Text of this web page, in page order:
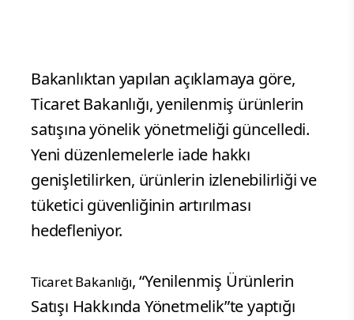
Bakanlıktan yapılan açıklamaya göre,
Ticaret Bakanlığı, yenilenmiş ürünlerin
satışına yönelik yönetmeliği güncelledi.
Yeni düzenlemelerle iade hakkı
genişletilirken, ürünlerin izlenebilirliği ve
tüketici güvenliğinin artırılması
hedefleniyor.
Ticaret Bakanlığı, “Yenilenmiş Ürünlerin
Satışı Hakkında Yönetmelik”te yaptığı